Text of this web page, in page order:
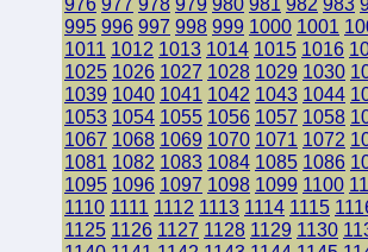
995 996 997 998 999 1000 1001
1011 1012 1013 1014 1015 1016
1025 1026 1027 1028 1029 1030
1039 1040 1041 1042 1043 1044
1053 1054 1055 1056 1057 1058
1067 1068 1069 1070 1071 1072
1081 1082 1083 1084 1085 1086
1095 1096 1097 1098 1099 1100
1110 1111 1112 1113 1114 1115
1125 1126 1127 1128 1129 1130